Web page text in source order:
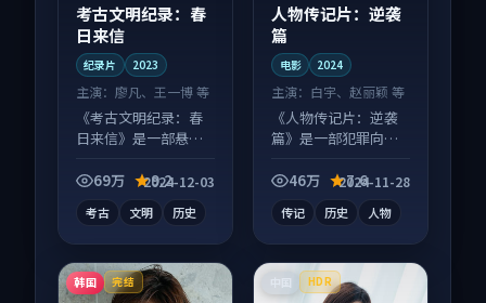
考古文明纪录：春
日来信
纪录片 2023
主演： 廖凡、王一博 等
《考古文明纪录：春
日来信》是一部悬疑
关系层层推进，尾声
69万 9.2
2024-12-03
考古 文明 历史
人物传记片：逆袭
篇
电影 2024
主演： 白宇、赵丽颖 等
《人物传记片：逆袭
篇》是一部犯罪向电
层推进，尾声常有情
46万 7.6
2024-11-28
传记 历史 人物
韩国 完结 HDR